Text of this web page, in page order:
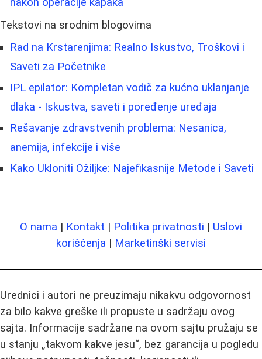
Tekstovi na srodnim blogovima
Rad na Krstarenjima: Realno Iskustvo, Troškovi i
Saveti za Početnike
IPL epilator: Kompletan vodič za kućno uklanjanje
dlaka - Iskustva, saveti i poređenje uređaja
Rešavanje zdravstvenih problema: Nesanica,
anemija, infekcije i više
Kako Ukloniti Ožiljke: Najefikasnije Metode i Saveti
O nama | Kontakt | Politika privatnosti | Uslovi
korišćenja | Marketinški servisi
Urednici i autori ne preuzimaju nikakvu odgovornost
za bilo kakve greške ili propuste u sadržaju ovog
sajta. Informacije sadržane na ovom sajtu pružaju se
u stanju „takvom kakve jesu“, bez garancija u pogledu